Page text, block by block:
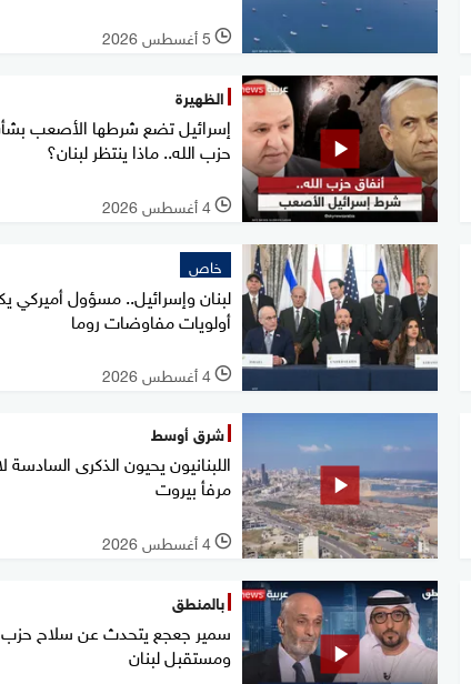
l 5 أغسطس 2026
الظهيرة
إسرائيل تضع شرطها الأصعب
حزب الله.. ماذا ينتظر لبنان؟
l 4 أغسطس 2026
خاص
لبنان وإسرائيل.. مسؤول
أولويات مفاوضات روما
l 4 أغسطس 2026
شرق أوسط
اللبنانيون يحيون الذكرى السادسة
مرفأ بيروت
l 4 أغسطس 2026
بالمنطق
سمير جعجع يتحدث عن سلاح حزب
ومستقبل لبنان